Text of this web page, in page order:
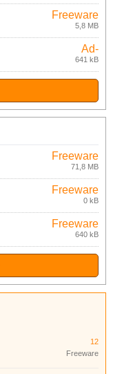
Freeware
5,8 MB
Ad-
supported
641 kB
Freeware
71,8 MB
Freeware
0 kB
Freeware
640 kB
12
Freeware